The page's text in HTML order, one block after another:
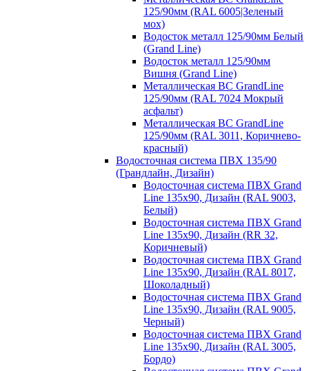
125/90мм (RAL 6005|Зеленый
мох)
Водосток металл 125/90мм Белый
(Grand Line)
Водосток металл 125/90мм
Вишня (Grand Line)
Металлическая ВС GrandLine
125/90мм (RAL 7024 Мокрый
асфальт)
Металлическая ВС GrandLine
125/90мм (RAL 3011, Коричнево-
красный)
Водосточная система ПВХ 135/90
(Грандлайн, Дизайн)
Водосточная система ПВХ Grand
Line 135х90, Дизайн (RAL 9003,
Белый)
Водосточная система ПВХ Grand
Line 135х90, Дизайн (RR 32,
Коричневый)
Водосточная система ПВХ Grand
Line 135х90, Дизайн (RAL 8017,
Шоколадный)
Водосточная система ПВХ Grand
Line 135х90, Дизайн (RAL 9005,
Черный)
Водосточная система ПВХ Grand
Line 135х90, Дизайн (RAL 3005,
Бордо)